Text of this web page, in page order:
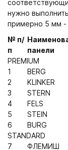
нужно
примерно 5 мм -
№ п/
п
панели
PREMIUM
1
BERG
2
KLINKER
3
STERN
4
FELS
5
STEIN
6
BURG
STANDARD
7
ФЛЕМИШ